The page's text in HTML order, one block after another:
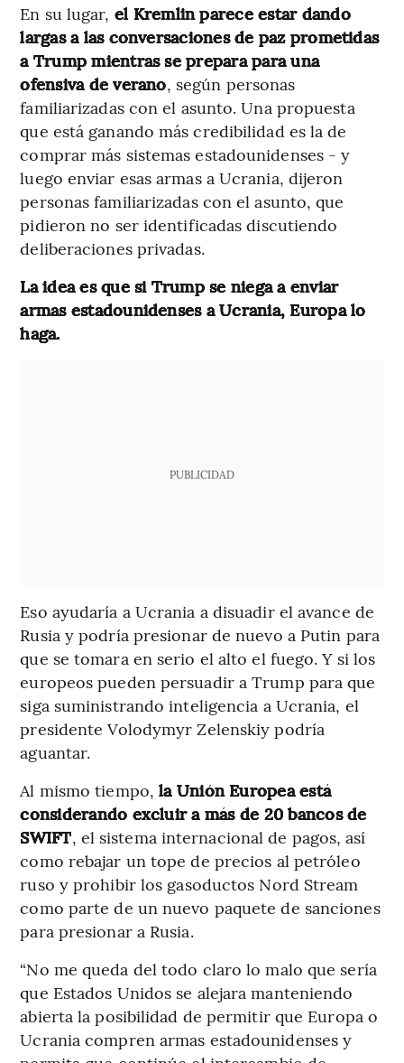
En su lugar, el Kremlin parece estar dando
largas a las conversaciones de paz prometidas
a Trump mientras se prepara para una
ofensiva de verano, según personas
familiarizadas con el asunto. Una propuesta
que está ganando más credibilidad es la de
comprar más sistemas estadounidenses - y
luego enviar esas armas a Ucrania, dijeron
personas familiarizadas con el asunto, que
pidieron no ser identificadas discutiendo
deliberaciones privadas.
La idea es que si Trump se niega a enviar
armas estadounidenses a Ucrania, Europa lo
haga.
PUBLICIDAD
Eso ayudaría a Ucrania a disuadir el avance de
Rusia y podría presionar de nuevo a Putin para
que se tomara en serio el alto el fuego. Y si los
europeos pueden persuadir a Trump para que
siga suministrando inteligencia a Ucrania, el
presidente Volodymyr Zelenskiy podría
aguantar.
Al mismo tiempo,la Unión Europea está
considerando excluir a más de 20 bancos de
SWIFT, el sistema internacional de pagos, así
como rebajar un tope de precios al petróleo
ruso y prohibir los gasoductos Nord Stream
como parte de un nuevo paquete de sanciones
para presionar a Rusia.
“No me queda del todo claro lo malo que sería
que Estados Unidos se alejara manteniendo
abierta la posibilidad de permitir que Europa o
Ucrania compren armas estadounidenses y